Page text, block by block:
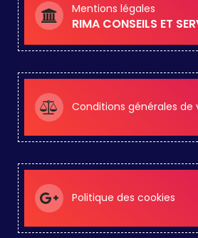
Mentions légales
RIMA CONSEILS ET
Conditions générales de
Politique des cookies